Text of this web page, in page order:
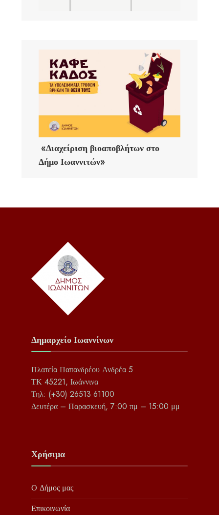
«Διαχείριση βιοαποβλήτων στο
Δήμο Ιωαννιτών»
Δημαρχείο Ιωαννίνων
Πλατεία Παπανδρέου Ανδρέα 5
ΤΚ 45221, Ιωάννινα
Τηλ: (+30) 26513 61100
Δευτέρα – Παρασκευή, 7:00 πμ – 15:00 μμ
Χρήσιμα
Ο Δήμος μας
Επικοινωνία